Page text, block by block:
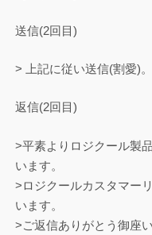
送信(2回目)
> 上記に従い送信(割愛)。
返信(2回目)
>平素よりロジクール製
います。
>ロジクールカスタマー
います。
>ご返信ありがとう御座い